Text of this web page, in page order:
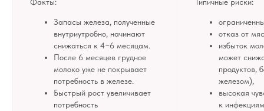
Запасы железа, полученные
внутриутробно, начинают
снижаться к 4−6 месяцам.
После 6 месяцев грудное
молоко уже не покрывает
потребность в железе.
Быстрый рост увеличивает
потребность
отказ от
избыток
может
продуктов,
железом),
высокая
к